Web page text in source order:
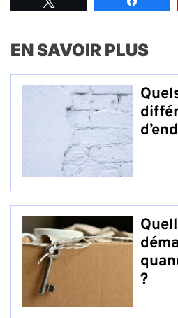
EN SAVOIR PLUS
?